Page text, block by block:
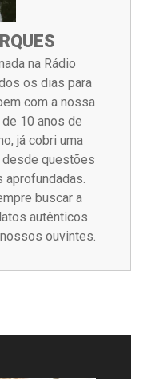
na Rádio
os dias para
com a nossa
10 anos de
já cobri uma
desde questões
buscar a
autênticos
ouvintes.